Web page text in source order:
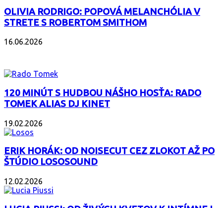
OLIVIA RODRIGO: POPOVÁ MELANCHÓLIA V
STRETE S ROBERTOM SMITHOM
16.06.2026
120 MINÚT S HUDBOU NÁŠHO HOSŤA: RADO
TOMEK ALIAS DJ KINET
19.02.2026
ERIK HORÁK: OD NOISECUT CEZ ZLOKOT AŽ PO
ŠTÚDIO LOSOSOUND
12.02.2026